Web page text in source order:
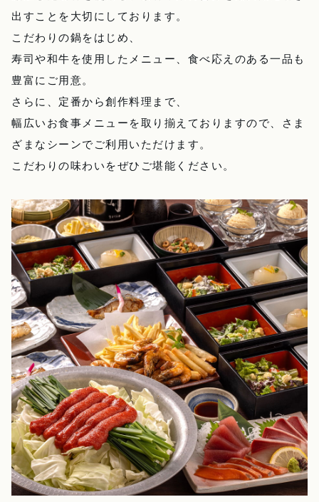
出すことを大切にしております。
こだわりの鍋をはじめ、
寿司や和牛を使用したメニュー、食べ応えのある一品も
豊富にご用意。
さらに、定番から創作料理まで、
幅広いお食事メニューを取り揃えておりますので、さま
ざまなシーンでご利用いただけます。
こだわりの味わいをぜひご堪能ください。